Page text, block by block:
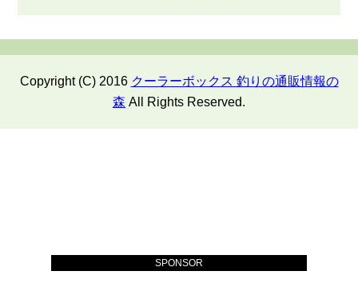
Copyright (C) 2016 クーラーボックス 釣りの通販情報の
森 All Rights Reserved.
SPONSOR